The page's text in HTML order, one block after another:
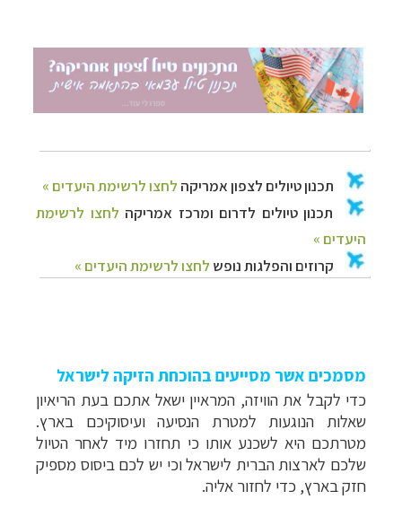
מסמכים אשר מסייעים בהוכחת הזיקה לישראל
כדי לקבל את הוויזה, המראיין ישאל אתכם בעת הריאיון
שאלות הנוגעות למטרת הנסיעה ועיסוקיכם בארץ.
מטרתכם היא לשכנע אותו כי תחזרו מיד לאחר הטיול
שלכם לארצות הברית לישראל וכי יש לכם ביסוס מספיק
חזק בארץ, כדי לחזור אליה.